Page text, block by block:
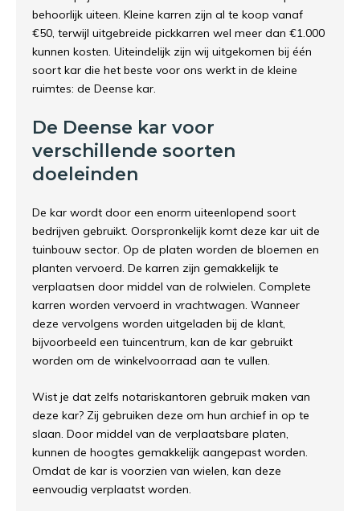
behoorlijk uiteen. Kleine karren zijn al te koop vanaf
€50, terwijl uitgebreide pickkarren wel meer dan €1.000
kunnen kosten. Uiteindelijk zijn wij uitgekomen bij één
soort kar die het beste voor ons werkt in de kleine
ruimtes: de Deense kar.
De Deense kar voor
verschillende soorten
doeleinden
De kar wordt door een enorm uiteenlopend soort
bedrijven gebruikt. Oorspronkelijk komt deze kar uit de
tuinbouw sector. Op de platen worden de bloemen en
planten vervoerd. De karren zijn gemakkelijk te
verplaatsen door middel van de rolwielen. Complete
karren worden vervoerd in vrachtwagen. Wanneer
deze vervolgens worden uitgeladen bij de klant,
bijvoorbeeld een tuincentrum, kan de kar gebruikt
worden om de winkelvoorraad aan te vullen.
Wist je dat zelfs notariskantoren gebruik maken van
deze kar? Zij gebruiken deze om hun archief in op te
slaan. Door middel van de verplaatsbare platen,
kunnen de hoogtes gemakkelijk aangepast worden.
Omdat de kar is voorzien van wielen, kan deze
eenvoudig verplaatst worden.